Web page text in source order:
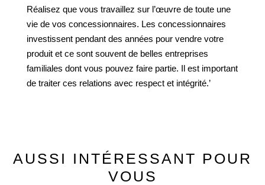
Réalisez que vous travaillez sur l’œuvre de toute une
vie de vos concessionnaires. Les concessionnaires
investissent pendant des années pour vendre votre
produit et ce sont souvent de belles entreprises
familiales dont vous pouvez faire partie. Il est important
de traiter ces relations avec respect et intégrité.’
AUSSI INTÉRESSANT POUR
VOUS